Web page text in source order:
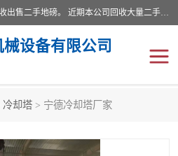
本公司常年出售回收二手地磅，回收出售二手地磅。 近期本公司回收大量二手地磅，型号齐全，宽度从2米到3.5米，长度5米到25米，承重吨位从10到200吨，成色7—9成新。 ? 使用年限6个月至2年，产品来源于个人闲置品，工矿企业停用品，因小换大而来。 精准度和新的一样， 二手地磅是内行人的选择，打个电话就省钱朋友您好等什么
设备有限公司
冷却塔 > 宁德冷却塔厂家